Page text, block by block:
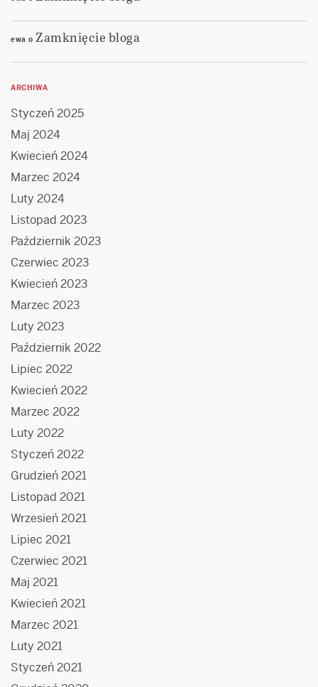
ewa o Zamknięcie bloga
ARCHIWA
Styczeń 2025
Maj 2024
Kwiecień 2024
Marzec 2024
Luty 2024
Listopad 2023
Październik 2023
Czerwiec 2023
Kwiecień 2023
Marzec 2023
Luty 2023
Październik 2022
Lipiec 2022
Kwiecień 2022
Marzec 2022
Luty 2022
Styczeń 2022
Grudzień 2021
Listopad 2021
Wrzesień 2021
Lipiec 2021
Czerwiec 2021
Maj 2021
Kwiecień 2021
Marzec 2021
Luty 2021
Styczeń 2021